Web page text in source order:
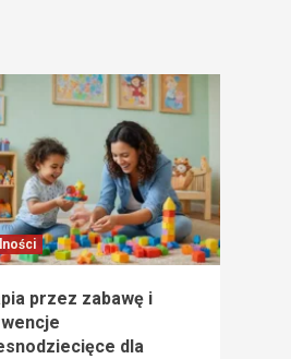
przez zabawę i
dla